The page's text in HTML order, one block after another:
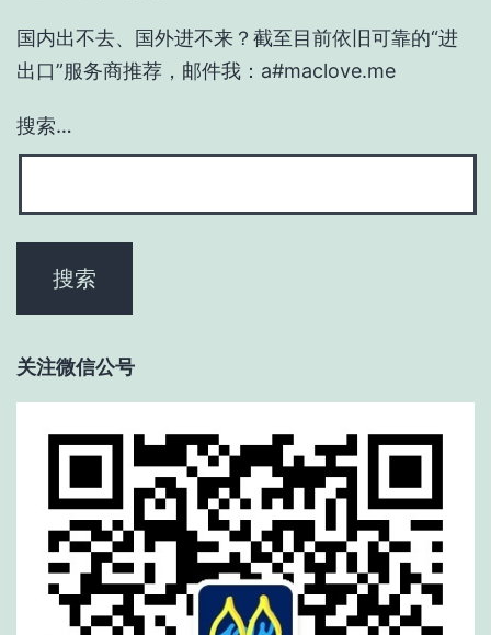
国内出不去、国外进不来？截至目前依旧可靠的“进
出口”服务商推荐，邮件我：a#maclove.me
搜索…
关注微信公号